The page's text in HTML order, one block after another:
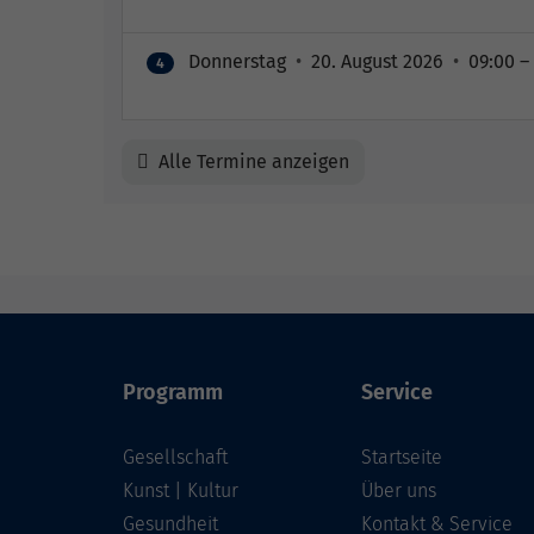
4 Donnerstag • 20. August 2026 • 09:00
Alle Termine anzeigen
Programm
Gesellschaft
Kunst | Kultur
Gesundheit
Service
Startseite
Über uns
Kontakt & Service